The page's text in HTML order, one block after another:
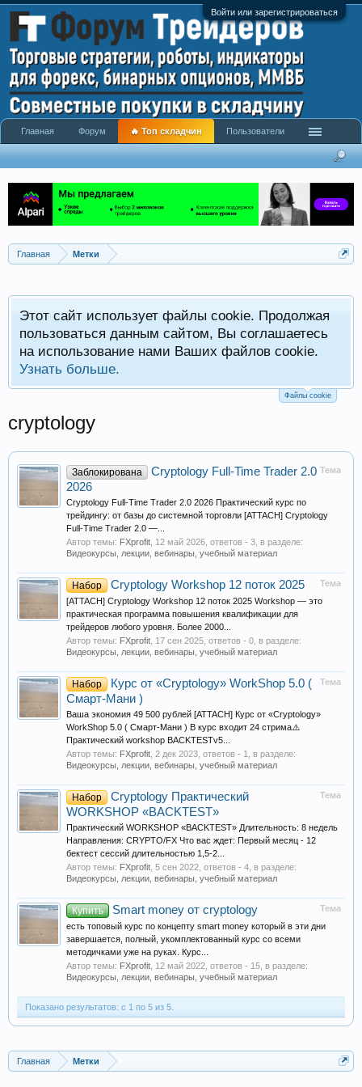
Войти или зарегистрироваться
Главная Метки
Этот сайт использует файлы cookie. Продолжая
пользоваться данным сайтом, Вы соглашаетесь
на использование нами Ваших файлов cookie.
Узнать больше.
Файлы cookie
cryptology
Тема
Заблокирована
Cryptology Full-Time Trader 2.0
2026
Cryptology Full-Time Trader 2.0 2026 Практический курс по
трейдингу: от базы до системной торговли [ATTACH] Cryptology
Full-Time Trader 2.0 —...
Автор темы: FXprofit 12 май 2026 , ответов - 3, в разделе:
Видеокурсы, лекции, вебинары, учебный материал
Тема
Набор Cryptology Workshop 12 поток 2025
[ATTACH] Cryptology Workshop 12 поток 2025 Workshop — это
практическая программа повышения квалификации для
трейдеров любого уровня. Более 2000...
Автор темы: FXprofit 17 сен 2025 , ответов - 0, в разделе:
Видеокурсы, лекции, вебинары, учебный материал
Тема
Набор
Курс от «Cryptology» WorkShop 5.0 (
Смарт-Мани )
Ваша экономия 49 500 рублей [ATTACH] Курс от «Cryptology»
WorkShop 5.0 ( Смарт-Мани ) В курс входит 24 стрима⚠️
Практический workshop BACKTESTv5...
Автор темы: FXprofit 2 дек 2023 , ответов - 1, в разделе:
Видеокурсы, лекции, вебинары, учебный материал
Тема
Набор
Cryptology Практический
WORKSHOP «BACKTEST»
Практический WORKSHOP «BACKTEST» Длительность: 8 недель
Направления: CRYPTO/FX Что вас ждет: Первый месяц - 12
бектест сессий длительностью 1,5-2...
Автор темы: FXprofit 5 сен 2022 , ответов - 4, в разделе:
Видеокурсы, лекции, вебинары, учебный материал
Тема
Купить Smart money от cryptology
есть топовый курс по концепту smart money который в эти дни
завершается, полный, укомплектованный курс со всеми
методичками уже на руках. Курс...
Автор темы: FXprofit 12 май 2022 , ответов - 15, в разделе:
Видеокурсы, лекции, вебинары, учебный материал
Показано результатов: с 1 по 5 из 5.
Главная Метки
Главная Форум 🔥 Топ складчин Пользователи